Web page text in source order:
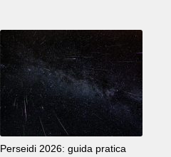
Perseidi 2026: guida pratica